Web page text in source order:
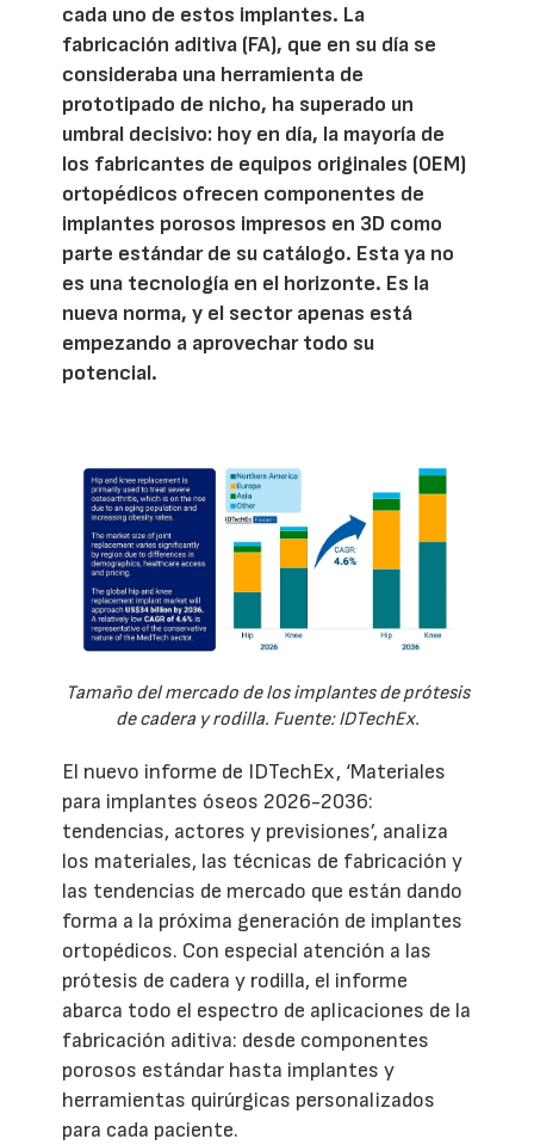
cada uno de estos implantes. La
fabricación aditiva (FA), que en su día se
consideraba una herramienta de
prototipado de nicho, ha superado un
umbral decisivo: hoy en día, la mayoría de
los fabricantes de equipos originales (OEM)
ortopédicos ofrecen componentes de
implantes porosos impresos en 3D como
parte estándar de su catálogo. Esta ya no
es una tecnología en el horizonte. Es la
nueva norma, y el sector apenas está
empezando a aprovechar todo su
potencial.
Tamaño del mercado de los implantes de prótesis
de cadera y rodilla. Fuente: IDTechEx.
El nuevo informe de IDTechEx, ‘Materiales
para implantes óseos 2026-2036:
tendencias, actores y previsiones’, analiza
los materiales, las técnicas de fabricación y
las tendencias de mercado que están dando
forma a la próxima generación de implantes
ortopédicos. Con especial atención a las
prótesis de cadera y rodilla, el informe
abarca todo el espectro de aplicaciones de la
fabricación aditiva: desde componentes
porosos estándar hasta implantes y
herramientas quirúrgicas personalizados
para cada paciente.